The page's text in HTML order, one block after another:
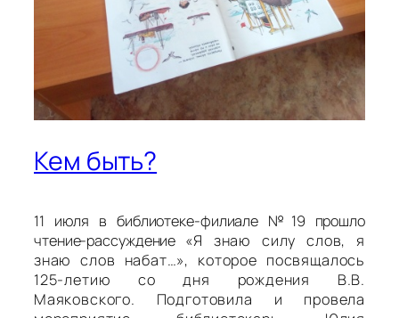
Кем быть?
11 июля в библиотеке-филиале №19 прошло
чтение-рассуждение «Я знаю силу слов, я
знаю слов набат…», которое посвящалось
125-летию со дня рождения В.В.
Маяковского. Подготовила и провела